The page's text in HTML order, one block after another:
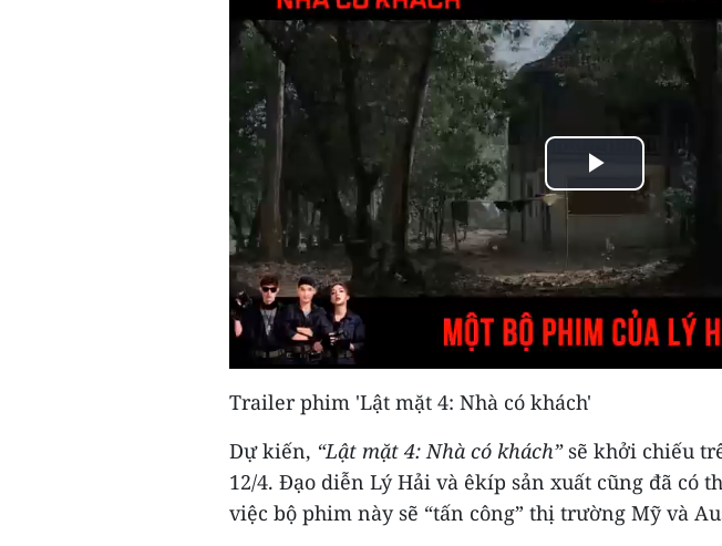
Play
Video
Trailer phim 'Lật mặt 4: Nhà có khách'
Dự kiến, “Lật mặt 4: Nhà có khách”sẽ khởi chiếu
12/4. Đạo diễn Lý Hải và êkíp sản xuất cũng đã có
việc bộ phim này sẽ “tấn công” thị trường Mỹ và